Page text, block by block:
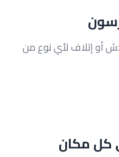
أو إتلاف لأي نوع من
كل مكان